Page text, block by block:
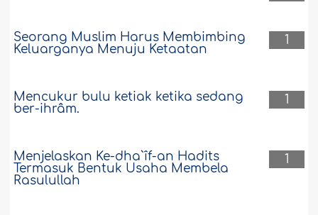
1
Seorang Muslim Harus Membimbing
Keluarganya Menuju Ketaatan
1
Mencukur bulu ketiak ketika sedang
ber-ihrâm.
1
Menjelaskan Ke-dha`îf-an Hadits
Termasuk Bentuk Usaha Membela
Rasulullah